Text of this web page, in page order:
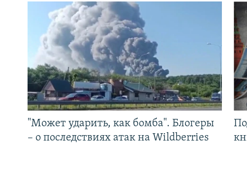
"Может ударить, как бомба". Блогеры
– о последствиях атак на Wildberries